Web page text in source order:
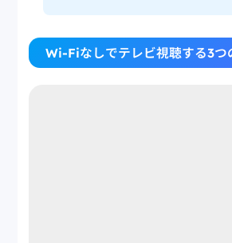
Wi-Fiなしでテレビ視聴する3つ